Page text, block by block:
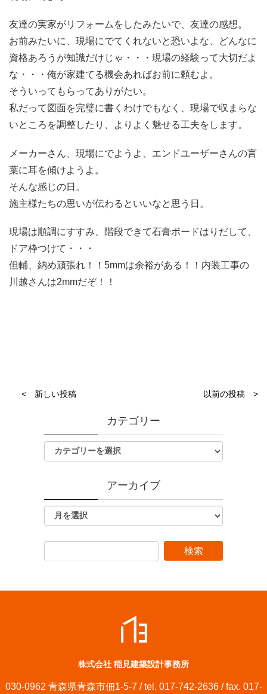
友達の実家がリフォームをしたみたいで、友達の感想。
お前みたいに、現場にでてくれないと恐いよな、どんなに
資格あろうが知識だけじゃ・・・現場の経験って大切だよ
な・・・俺が家建てる機会あればお前に頼むよ。
そういってもらってありがたい。
私だって図面を完璧に書くわけでもなく、現場で収まらな
いところを調整したり、よりよく魅せる工夫をします。
メーカーさん、現場にでようよ、エンドユーザーさんの言
葉に耳を傾けようよ。
そんな感じの日。
施主様たちの思いが伝わるといいなと思う日。
現場は順調にすすみ、階段できて石膏ボードはりだして、
ドア枠つけて・・・
但輔、納め頑張れ！！5mmは余裕がある！！内装工事の
川越さんは2mmだぞ！！
< 新しい投稿 以前の投稿 >
カテゴリー
アーカイブ
株式会社 稲見建築設計事務所
030-0962 青森県青森市佃1-5-7 / tel. 017-742-2636 / fax. 017-